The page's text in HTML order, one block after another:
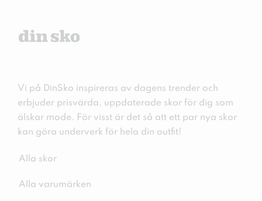
Vi på DinSko inspireras av dagens trender och
erbjuder prisvärda, uppdaterade skor för dig som
älskar mode. För visst är det så att ett par nya skor
kan göra underverk för hela din outfit!
Alla skor
Alla varumärken